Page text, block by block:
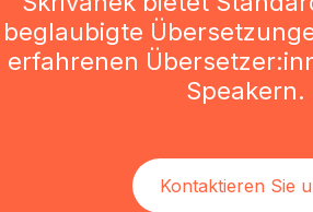
beglaubigte
erfahrenen
Speakern.
Kontaktieren Sie